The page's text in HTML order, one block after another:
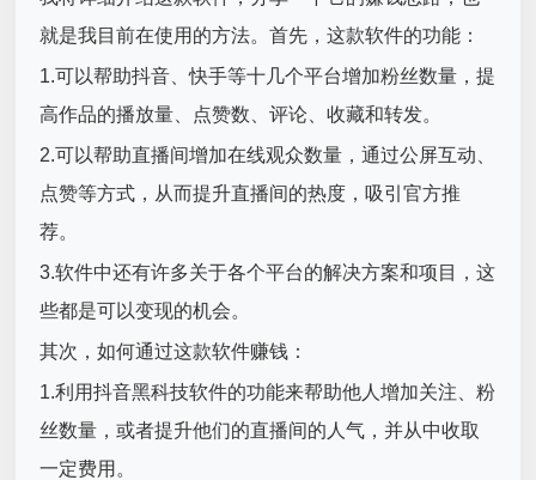
就是我目前在使用的方法。首先，这款软件的功能：
1.可以帮助抖音、快手等十几个平台增加粉丝数量，提
高作品的播放量、点赞数、评论、收藏和转发。
2.可以帮助直播间增加在线观众数量，通过公屏互动、
点赞等方式，从而提升直播间的热度，吸引官方推
荐。
3.软件中还有许多关于各个平台的解决方案和项目，这
些都是可以变现的机会。
其次，如何通过这款软件赚钱：
1.利用抖音黑科技软件的功能来帮助他人增加关注、粉
丝数量，或者提升他们的直播间的人气，并从中收取
一定费用。